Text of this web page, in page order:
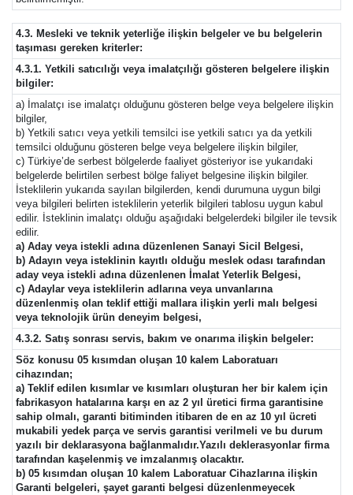
4.3. Mesleki ve teknik yeterliğe ilişkin belgeler ve bu belgelerin
taşıması gereken kriterler:
4.3.1. Yetkili satıcılığı veya imalatçılığı gösteren belgelere ilişkin
bilgiler:
a) İmalatçı ise imalatçı olduğunu gösteren belge veya belgelere ilişkin
bilgiler,
b) Yetkili satıcı veya yetkili temsilci ise yetkili satıcı ya da yetkili
temsilci olduğunu gösteren belge veya belgelere ilişkin bilgiler,
c) Türkiye’de serbest bölgelerde faaliyet gösteriyor ise yukarıdaki
belgelerde belirtilen serbest bölge faliyet belgesine ilişkin bilgiler.
İsteklilerin yukarıda sayılan bilgilerden, kendi durumuna uygun bilgi
veya bilgileri belirten isteklilerin yeterlik bilgileri tablosu uygun kabul
edilir. İsteklinin imalatçı olduğu aşağıdaki belgelerdeki bilgiler ile tevsik
edilir.
a) Aday veya istekli adına düzenlenen Sanayi Sicil Belgesi,
b) Adayın veya isteklinin kayıtlı olduğu meslek odası tarafından
aday veya istekli adına düzenlenen İmalat Yeterlik Belgesi,
c) Adaylar veya isteklilerin adlarına veya unvanlarına
düzenlenmiş olan teklif ettiği mallara ilişkin yerli malı belgesi
veya teknolojik ürün deneyim belgesi,
4.3.2. Satış sonrası servis, bakım ve onarıma ilişkin belgeler:
Söz konusu 05 kısımdan oluşan 10 kalem Laboratuarı
cihazından;
a) Teklif edilen kısımlar ve kısımları oluşturan her bir kalem için
fabrikasyon hatalarına karşı en az 2 yıl üretici firma garantisine
sahip olmalı, garanti bitiminden itibaren de en az 10 yıl ücreti
mukabili yedek parça ve servis garantisi verilmeli ve bu durum
yazılı bir deklarasyona bağlanmalıdır.Yazılı deklerasyonlar firma
tarafından kaşelenmiş ve imzalanmış olacaktır.
b) 05 kısımdan oluşan 10 kalem Laboratuar Cihazlarına ilişkin
Garanti belgeleri, şayet garanti belgesi düzenlenmeyecek